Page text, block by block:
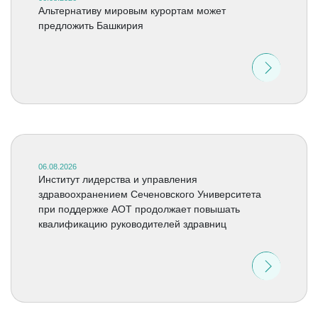
Альтернативу мировым курортам может
предложить Башкирия
06.08.2026
Институт лидерства и управления
здравоохранением Сеченовского Университета
при поддержке АОТ продолжает повышать
квалификацию руководителей здравниц